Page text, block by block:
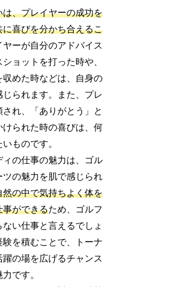
は、プレイヤーの成功を
に喜びを分かち合えるこ
ヤーが自分のアドバイス
ョットを打った時や、
収めた時などは、自身の
られます。また、プレ
れ、「ありがとう」と
けられた時の喜びは、何
ものです。
ィの仕事の魅力は、ゴル
ツの魅力を肌で感じられ
然の中で気持ちよく体を
事ができるため、ゴルフ
い仕事と言えるでしょ
験を積むことで、トーナ
躍の場を広げるチャンス
です。